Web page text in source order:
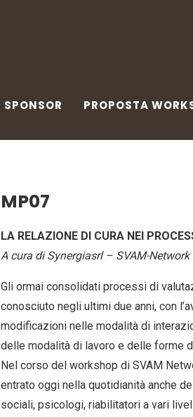
SPONSOR PROPOSTA
MP07
LA RELAZIONE DI CURA NEI
A cura di Synergiasrl – SVAM-
Gli ormai consolidati processi di
conosciuto negli ultimi due anni, con
modificazioni nelle modalità di
delle modalità di lavoro e delle forme
Nel corso del workshop di SVAM
entrato oggi nella quotidianità anche
sociali, psicologi, riabilitatori a vari